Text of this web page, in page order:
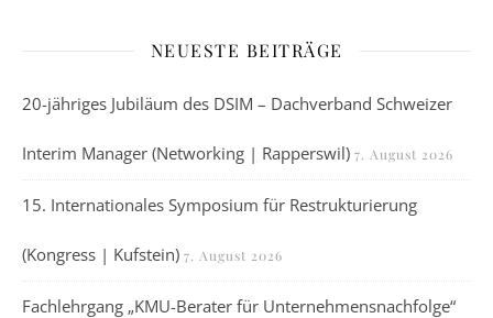
NEUESTE BEITRÄGE
20-jähriges Jubiläum des DSIM – Dachverband Schweizer
Interim Manager (Networking | Rapperswil) 7. August 2026
15. Internationales Symposium für Restrukturierung
(Kongress | Kufstein) 7. August 2026
Fachlehrgang „KMU-Berater für Unternehmensnachfolge“